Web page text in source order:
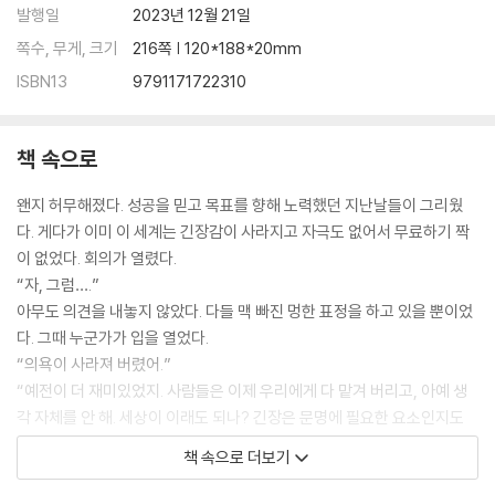
발행일
2023년 12월 21일
쪽수, 무게, 크기
216쪽 | 120*188*20mm
ISBN13
9791171722310
책 속으로
왠지 허무해졌다. 성공을 믿고 목표를 향해 노력했던 지난날들이 그리웠
다. 게다가 이미 이 세계는 긴장감이 사라지고 자극도 없어서 무료하기 짝
이 없었다. 회의가 열렸다.
“자, 그럼….”
아무도 의견을 내놓지 않았다. 다들 맥 빠진 멍한 표정을 하고 있을 뿐이었
다. 그때 누군가가 입을 열었다.
“의욕이 사라져 버렸어.”
“예전이 더 재미있었지. 사람들은 이제 우리에게 다 맡겨 버리고, 아예 생
각 자체를 안 해. 세상이 이래도 되나? 긴장은 문명에 필요한 요소인지도
몰라. 분쟁을 계속 만들어 내는 게 더 인간적인 것 같은 기분도 들어.”
“다시 예전으로 돌아갈 수 없을까?”
책 속으로 더보기